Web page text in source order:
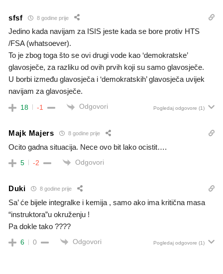
sfsf 8 godine prije
Jedino kada navijam za ISIS jeste kada se bore protiv HTS
/FSA (whatsoever).
To je zbog toga što se ovi drugi vode kao ‘demokratske’
glavosječe, za razliku od ovih prvih koji su samo glavosječe.
U borbi između glavosječa i ‘demokratskih’ glavosječa uvijek
navijam za glavosječe.
18 -1 Odgovori Pogledaj odgovore (1)
Majk Majers 8 godine prije
Ocito gadna situacija. Nece ovo bit lako ocistit….
5 -2 Odgovori
Duki 8 godine prije
Sa’ će bijele integralke i kemija , samo ako ima kritična masa
“instruktora”u okruženju !
Pa dokle tako ????
6 0 Odgovori Pogledaj odgovore (1)